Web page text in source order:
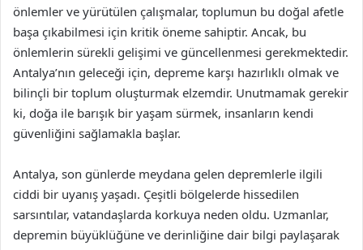
önlemler ve yürütülen çalışmalar, toplumun bu doğal afetle
başa çıkabilmesi için kritik öneme sahiptir. Ancak, bu
önlemlerin sürekli gelişimi ve güncellenmesi gerekmektedir.
Antalya’nın geleceği için, depreme karşı hazırlıklı olmak ve
bilinçli bir toplum oluşturmak elzemdir. Unutmamak gerekir
ki, doğa ile barışık bir yaşam sürmek, insanların kendi
güvenliğini sağlamakla başlar.
Antalya, son günlerde meydana gelen depremlerle ilgili
ciddi bir uyanış yaşadı. Çeşitli bölgelerde hissedilen
sarsıntılar, vatandaşlarda korkuya neden oldu. Uzmanlar,
depremin büyüklüğüne ve derinliğine dair bilgi paylaşarak